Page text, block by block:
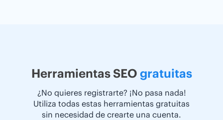
Herramientas SEO gratuitas
¿No quieres registrarte? ¡No pasa nada!
Utiliza todas estas herramientas gratuitas
sin necesidad de crearte una cuenta.